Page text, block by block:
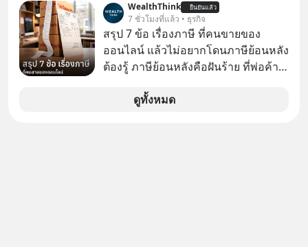
WealthThink ยืนยันแล้ว
7 ชั่วโมงที่แล้ว • ธุรกิจ
สรุป 7 ข้อ เรื่องภาษี ที่คนขายของ
ออนไลน์ แล้วไม่อยากโดนภาษีย้อนหลัง
ต้องรู้ ภาษีย้อนหลังคือฝันร้าย ที่พ่อค้า
ดูทั้งหมด